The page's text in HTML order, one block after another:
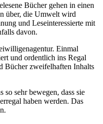
Bücher gehen in einen
über, die Umwelt wird
und Leseinteressierte mit
davon.
Einmal
und ordentlich ins Regal
Bücher zweifelhaften Inhalts
sehr bewegen, dass sie
haben werden. Das